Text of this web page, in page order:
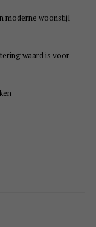
moderne woonstijl
waard is voor